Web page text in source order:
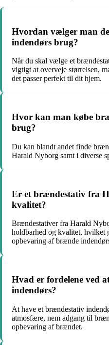
Hvordan vælger man
indendørs brug?
Når du skal vælge et
vigtigt at overveje størrelsen,
det passer perfekt til dit hjem.
Hvor kan man købe
brug?
Du kan blandt andet finde
Harald Nyborg samt i diverse
Er et brændestativ fra
kvalitet?
Brændestativer fra Harald
holdbarhed og kvalitet, hvilket
opbevaring af brænde
Hvad er fordelene ved
indendørs?
At have et brændestativ
atmosfære, nem adgang til
opbevaring af brændet.